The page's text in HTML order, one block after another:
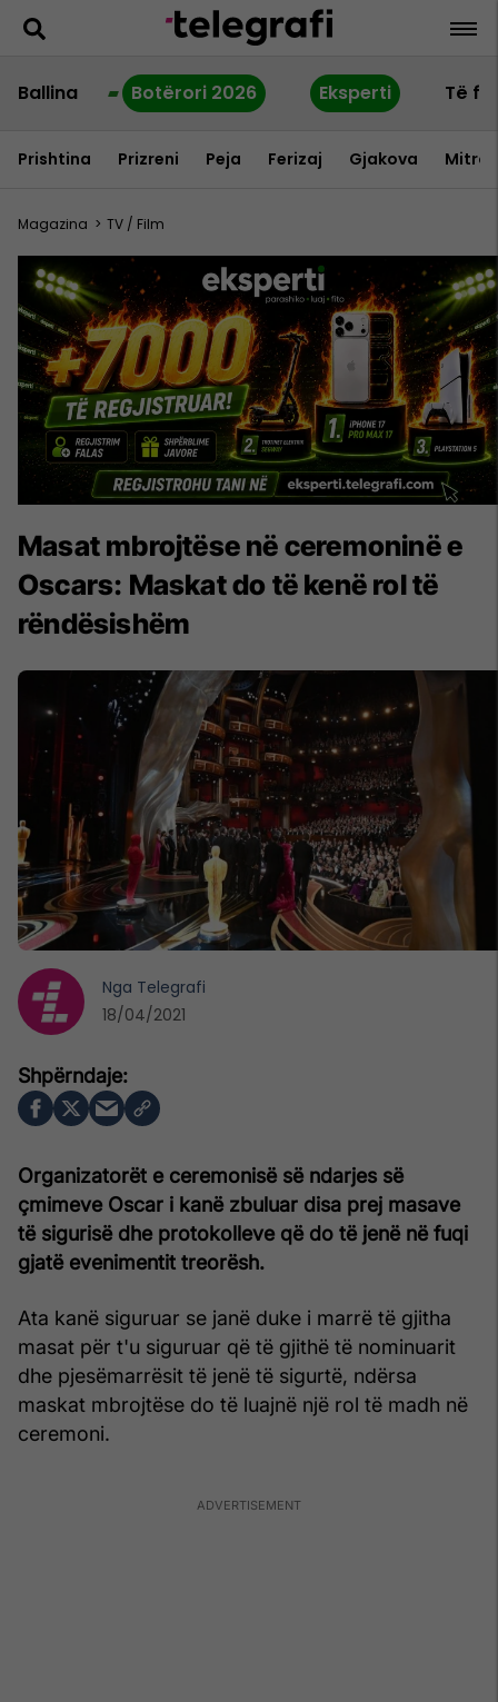
Ballina Botërori 2026 Eksperti Të
Prishtina Prizreni Peja Ferizaj Gjakova
Magazina > TV / Film
Masat mbrojtëse në ceremoninë e
Oscars: Maskat do të kenë rol të
rëndësishëm
Organizatorët e ceremonisë së ndarjes së
çmimeve Oscar i kanë zbuluar disa prej masave
të sigurisë dhe protokolleve që do të jenë në fuqi
gjatë evenimentit treorësh.
Ata kanë siguruar se janë duke i marrë të gjitha
masat për t'u siguruar që të gjithë të nominuarit
dhe pjesëmarrësit të jenë të sigurtë, ndërsa
maskat mbrojtëse do të luajnë një rol të madh në
ceremoni.
Nga Telegrafi
18/04/2021